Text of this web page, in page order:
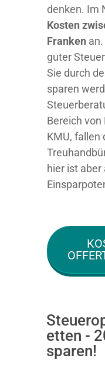
denken. Im
Kosten
Franken
guter
Sie durch
sparen
Bereich
KMU, fallen
hier ist aber
etten -
sparen!